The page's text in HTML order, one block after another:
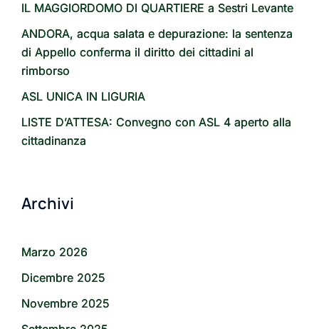
IL MAGGIORDOMO DI QUARTIERE a Sestri Levante
ANDORA, acqua salata e depurazione: la sentenza
di Appello conferma il diritto dei cittadini al
rimborso
ASL UNICA IN LIGURIA
LISTE D’ATTESA: Convegno con ASL 4 aperto alla
cittadinanza
Archivi
Marzo 2026
Dicembre 2025
Novembre 2025